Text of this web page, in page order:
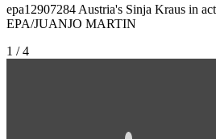
epa12907284 Austria's Sinja Kraus in
EPA/JUANJO MARTIN
1 / 4